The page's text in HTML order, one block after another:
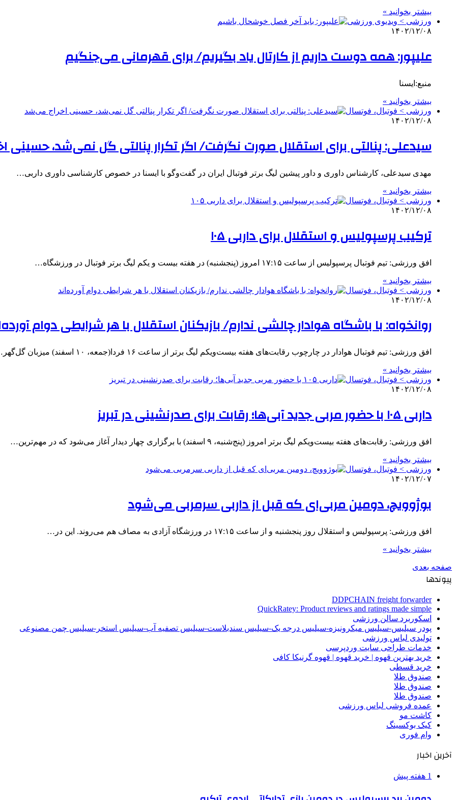
بیشتر بخوانید »
ورزشی > ویدیوی ورزشی
۱۴۰۲/۱۲/۰۸
علیپور: همه دوست داریم از کارتال یاد بگیریم/ برای قهرمانی می‌جنگیم
منبع:ایسنا
بیشتر بخوانید »
ورزشی > فوتبال، فوتسال
۱۴۰۲/۱۲/۰۸
سیدعلی: پنالتی برای استقلال صورت نگرفت/ اگر تکرار پنالتی گل نمی‌شد، حسینی
مهدی سیدعلی، کارشناس داوری و داور پیشین لیگ برتر فوتبال ایران در گفت‌وگو با ایسنا در خصوص کارشناسی داوری داربی…
بیشتر بخوانید »
ورزشی > فوتبال، فوتسال
۱۴۰۲/۱۲/۰۸
ترکیب پرسپولیس و استقلال برای داربی ۱۰۵
افق ورزشی: تیم فوتبال پرسپولیس از ساعت ۱۷:۱۵ امروز (پنجشنبه) در هفته بیست و یکم لیگ برتر فوتبال در ورزشگاه…
بیشتر بخوانید »
ورزشی > فوتبال، فوتسال
۱۴۰۲/۱۲/۰۸
روانخواه: با باشگاه هوادار چالشی ندارم/ بازیکنان استقلال با هر شرایطی دوام
افق ورزشی: تیم فوتبال هوادار در چارچوب رقابت‌های هفته بیست‌ویکم لیگ برتر از ساعت ۱۶ فردا(جمعه، ۱۰ اسفند) میزبان گل‌گهر…
بیشتر بخوانید »
ورزشی > فوتبال، فوتسال
۱۴۰۲/۱۲/۰۸
داربی ۱۰۵ با حضور مربی جدید آبی‌ها؛ رقابت برای صدرنشینی در تبریز
افق ورزشی: رقابت‌های هفته بیست‌ویکم لیگ برتر امروز (‌پنج‌شنبه، ۹ اسفند) با برگزاری چهار دیدار آغاز می‌شود که در مهم‌ترین…
بیشتر بخوانید »
ورزشی > فوتبال، فوتسال
۱۴۰۲/۱۲/۰۷
بوژوویچ، دومین مربی‌ای که قبل از داربی سرمربی می‌شود
افق ورزشی: پرسپولیس و استقلال روز پنجشنبه و از ساعت ۱۷:۱۵ در ورزشگاه آزادی به مصاف هم می‌روند. این در…
بیشتر بخوانید »
صفحه بعدی
پیوندها
DDPCHAIN freight forwarder
QuickRatey: Product reviews and ratings made simple
اسکوربرد سالن ورزشی
پودر سیلیس-سیلیس میکرونیزه-سیلیس درجه یک-سیلیس سندبلاست-سیلیس تصفیه آب-سیلیس استخر-سیلیس چمن مصنوعی
تولیدی لباس ورزشی
خدمات طراحی سایت وردپرسی
خرید بهترین قهوه | خرید قهوه | قهوه گرنیکا کافی
خرید قسطی
صندوق طلا
صندوق طلا
صندوق طلا
عمده فروشی لباس ورزشی
کاشت مو
کیک بوکسینگ
وام فوری
آخرین اخبار
1 هفته پیش